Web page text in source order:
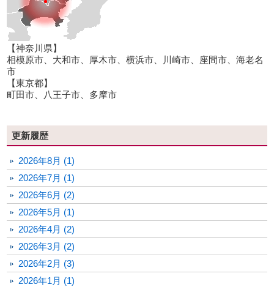
【神奈川県】
相模原市、大和市、厚木市、横浜市、川崎市、座間市、海老名
市
【東京都】
町田市、八王子市、多摩市
更新履歴
2026年8月 (1)
2026年7月 (1)
2026年6月 (2)
2026年5月 (1)
2026年4月 (2)
2026年3月 (2)
2026年2月 (3)
2026年1月 (1)